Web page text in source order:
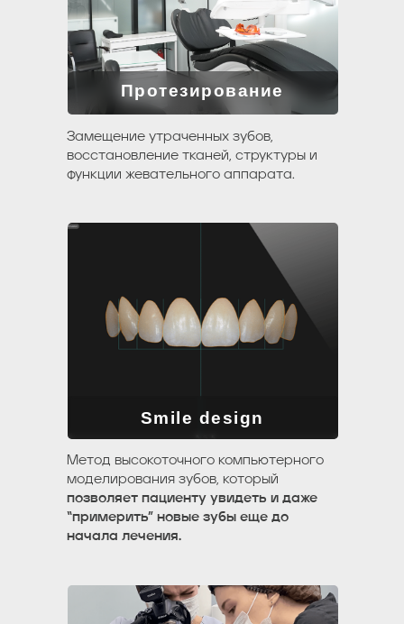
Smile design
Метод высокоточного компьютерного
моделирования зубов, который
позволяет пациенту увидеть и даже
“примерить” новые зубы еще до
начала лечения.
Протезирование
Замещение утраченных зубов,
восстановление тканей, структуры и
функции жевательного аппарата.